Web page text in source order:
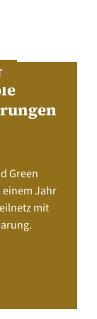
Green
einem Jahr
mit